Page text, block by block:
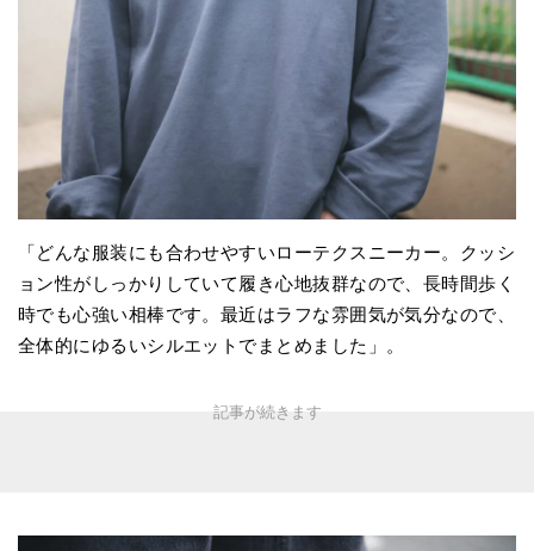
「どんな服装にも合わせやすいローテクスニーカー。クッシ
ョン性がしっかりしていて履き心地抜群なので、長時間歩く
時でも心強い相棒です。最近はラフな雰囲気が気分なので、
全体的にゆるいシルエットでまとめました」。